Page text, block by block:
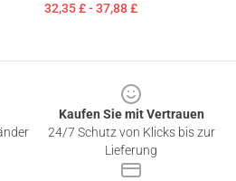
32,35 £ - 37,88 £
Kaufen Sie mit Vertrauen
24/7 Schutz von Klicks bis zur
Lieferung